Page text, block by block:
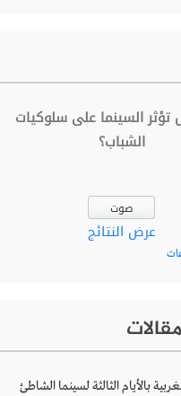
تؤثر السينما على سلوكيات
الشباب؟
عرض النتائج
بالأيام الثالثة لسينما الشاطئ